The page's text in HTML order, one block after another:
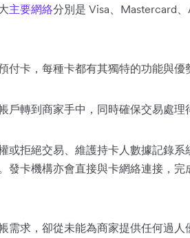
主要網絡分別是 Visa、Mastercard
付卡，每種卡都有其獨特的功能與優
戶轉到商家手中，同時確保交易處理
或拒絕交易、維護持卡人數據記錄系
發卡機構亦會直接與卡網絡連接，完
需求，卻從未能為商家提供任何過人